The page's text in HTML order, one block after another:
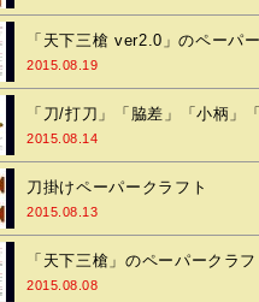
「天下三槍 ver2.0」のペーパ
2015.08.19
「刀/打刀」「脇差」「小柄」
2015.08.14
刀掛けペーパークラフト
2015.08.13
「天下三槍」のペーパークラフ
2015.08.08